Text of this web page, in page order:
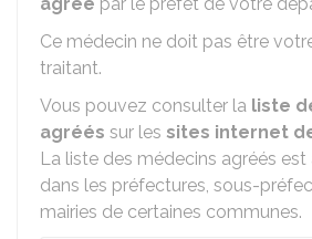
Ce médecin ne doit pas être
traitant.
Vous pouvez consulter la liste
agréés sur les sites internet
La liste des médecins agréés
dans les préfectures, sous-
mairies de certaines communes.